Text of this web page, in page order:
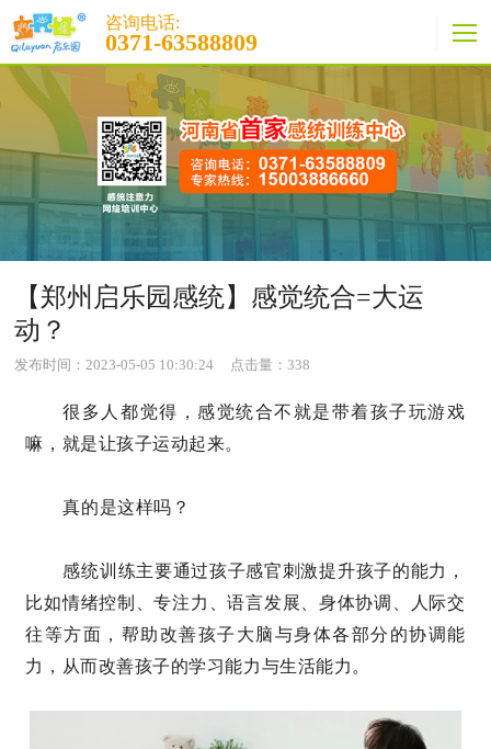
咨询电话:
0371-63588809
【郑州启乐园感统】感觉统合=大运
动？
发布时间：2023-05-05 10:30:24 点击量：338
很多人都觉得，感觉统合不就是带着孩子玩游戏
嘛，就是让孩子运动起来。
真的是这样吗？
感统训练主要通过孩子感官刺激提升孩子的能力，
比如情绪控制、专注力、语言发展、身体协调、人际交
往等方面，帮助改善孩子大脑与身体各部分的协调能
力，从而改善孩子的学习能力与生活能力。